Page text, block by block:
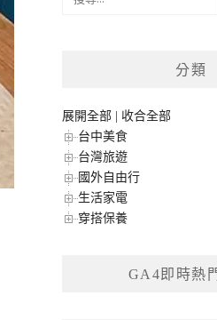
分類
展開全部
收合全部
台中美食
台灣旅遊
國外自由行
生活家電
穿搭保養
GA4即時熱